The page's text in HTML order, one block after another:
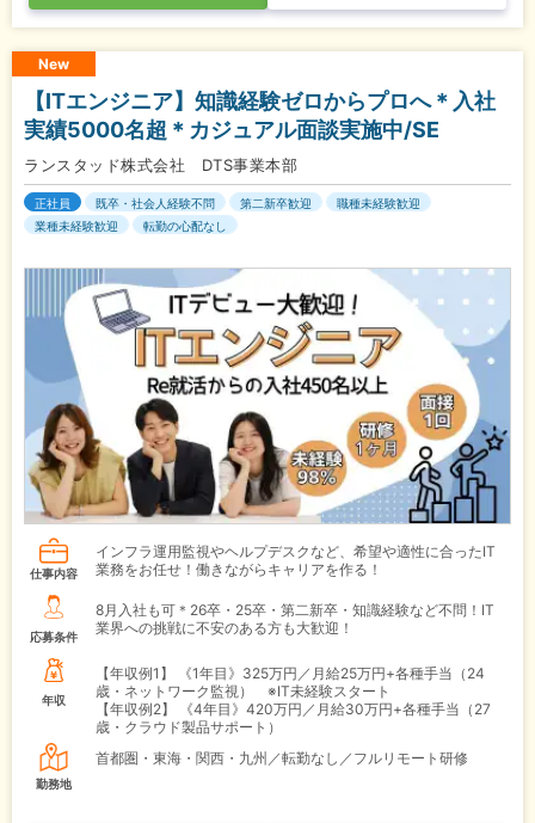
New
【ITエンジニア】知識経験ゼロからプロへ＊入社
実績5000名超＊カジュアル面談実施中/SE
ランスタッド株式会社 DTS事業本部
正社員 既卒・社会人経験不問 第二新卒歓迎
職種未経験歓迎
業種未経験歓迎
転勤の心配なし
仕事内容
インフラ運用監視やヘルプデスクなど、希望や適性に合ったIT
業務をお任せ！働きながらキャリアを作る！
応募条件
8月入社も可＊26卒・25卒・第二新卒・知識経験など不問！IT
業界への挑戦に不安のある方も大歓迎！
年収
【年収例1】
《1年目》325万円／月給25万円+各種手当（24
歳・ネットワーク監視） ※IT未経験スタート
【年収例2】
《4年目》420万円／月給30万円+各種手当（27
歳・クラウド製品サポート）
勤務地
首都圏・東海・関西・九州／転勤なし／フルリモート研修